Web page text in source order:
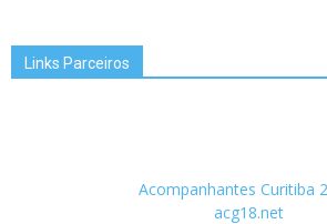
Links Parceiros
Acompanhantes Curitiba
acg18.net